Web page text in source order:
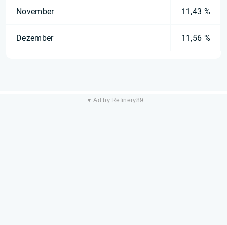
November 11,43 %
Dezember 11,56 %
▼ Ad by Refinery89